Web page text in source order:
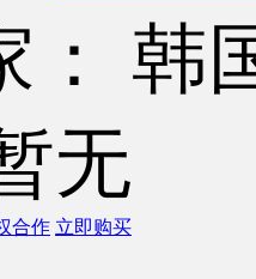
： 韩
无
合作 立即购买